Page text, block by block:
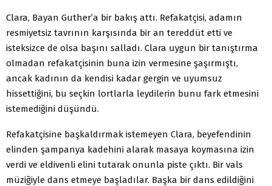
Clara, Bayan Guther’a bir bakış attı. Refakatçisi, adamın
resmiyetsiz tavrının karşısında bir an tereddüt etti ve
isteksizce de olsa başını salladı. Clara uygun bir tanıştırma
olmadan refakatçisinin buna izin vermesine şaşırmıştı,
ancak kadının da kendisi kadar gergin ve uyumsuz
hissettiğini, bu seçkin lortlarla leydilerin bunu fark etmesini
istemediğini düşündü.
Refakatçisine başkaldırmak istemeyen Clara, beyefendinin
elinden şampanya kadehini alarak masaya koymasına izin
verdi ve eldivenli elini tutarak onunla piste çıktı. Bir vals
müziğiyle dans etmeye başladılar. Başka bir dans edildiğini